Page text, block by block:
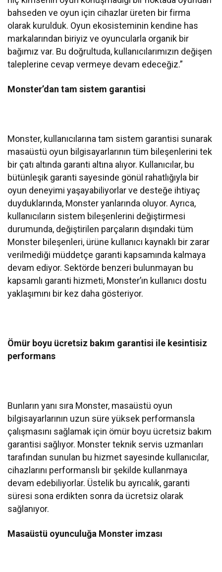
bahseden ve oyun için cihazlar üreten bir firma
olarak kurulduk. Oyun ekosisteminin kendine has
markalarından biriyiz ve oyuncularla organik bir
bağımız var. Bu doğrultuda, kullanıcılarımızın değişen
taleplerine cevap vermeye devam edeceğiz.”
Monster’dan tam sistem garantisi
Monster, kullanıcılarına tam sistem garantisi sunarak
masaüstü oyun bilgisayarlarının tüm bileşenlerini tek
bir çatı altında garanti altına alıyor. Kullanıcılar, bu
bütünleşik garanti sayesinde gönül rahatlığıyla bir
oyun deneyimi yaşayabiliyorlar ve desteğe ihtiyaç
duyduklarında, Monster yanlarında oluyor. Ayrıca,
kullanıcıların sistem bileşenlerini değiştirmesi
durumunda, değiştirilen parçaların dışındaki tüm
Monster bileşenleri, ürüne kullanıcı kaynaklı bir zarar
verilmediği müddetçe garanti kapsamında kalmaya
devam ediyor. Sektörde benzeri bulunmayan bu
kapsamlı garanti hizmeti, Monster’ın kullanıcı dostu
yaklaşımını bir kez daha gösteriyor.
Ömür boyu ücretsiz bakım garantisi ile kesintisiz
performans
Bunların yanı sıra Monster, masaüstü oyun
bilgisayarlarının uzun süre yüksek performansla
çalışmasını sağlamak için ömür boyu ücretsiz bakım
garantisi sağlıyor. Monster teknik servis uzmanları
tarafından sunulan bu hizmet sayesinde kullanıcılar,
cihazlarını performanslı bir şekilde kullanmaya
devam edebiliyorlar. Üstelik bu ayrıcalık, garanti
süresi sona erdikten sonra da ücretsiz olarak
sağlanıyor.
Masaüstü oyunculuğa Monster imzası